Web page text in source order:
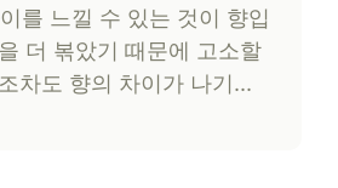
를 느낄 수 있는 것이 향입
더 볶았기 때문에 고소할
차도 향의 차이가 나기…